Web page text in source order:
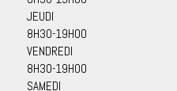
JEUDI
8H30-19H00
VENDREDI
8H30-19H00
SAMEDI